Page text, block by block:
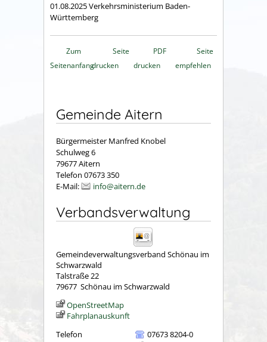
01.08.2025 Verkehrsministerium Baden-
Württemberg
Zum
Seitenanfang
Seite
drucken
PDF
drucken
Seite
empfehlen
Gemeinde Aitern
Bürgermeister Manfred Knobel
Schulweg 6
79677 Aitern
Telefon 07673 350
E-Mail:
info@aitern.de
Verbandsverwaltung
Gemeindeverwaltungsverband Schönau im
Schwarzwald
Talstraße 22
79677 Schönau im Schwarzwald
OpenStreetMap
Fahrplanauskunft
Telefon
07673 8204-0